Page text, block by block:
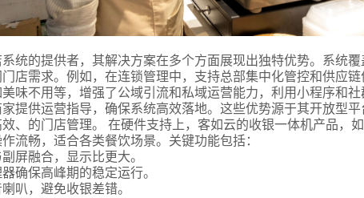
统的提供者，其解决方案在多个方面展现出独特优势。系统
店需求。例如，在连锁管理中，支持总部集中化管控和供应
味不用等，增强了公域引流和私域运营能力，利用小程序和
提供运营指导，确保系统高效落地。这些优势源于其开放型
、的门店管理。 在硬件支持上，客如云的收银一体机产品，
流畅，适合各类餐饮场景。关键功能包括：
屏融合，显示比更大。
确保高峰期的稳定运行。
叭，避免收银差错。
*联系方式
+86
*所属业态
*我的姓名